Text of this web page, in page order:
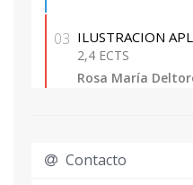
pero no podrán optar
Propio de postgrado.
Cualquier alumno
03 ILUSTRACION
2,4 ECTS
Rosa María
3,2 ECTS
Contacto